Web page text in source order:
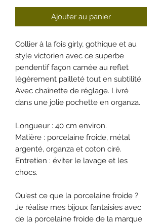
Ajouter au panier
Collier à la fois girly, gothique et au
style victorien avec ce superbe
pendentif façon camée au reflet
légèrement pailleté tout en subtilité.
Avec chaînette de réglage. Livré
dans une jolie pochette en organza.
Longueur : 40 cm environ.
Matière : porcelaine froide, métal
argenté, organza et coton ciré.
Entretien : éviter le lavage et les
chocs.
Qu'est ce que la porcelaine froide ?
Je réalise mes bijoux fantaisies avec
de la porcelaine froide de la marque